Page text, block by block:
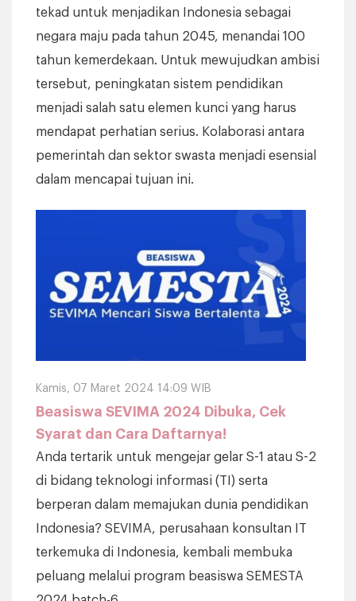
tekad untuk menjadikan Indonesia sebagai
negara maju pada tahun 2045, menandai 100
tahun kemerdekaan. Untuk mewujudkan ambisi
tersebut, peningkatan sistem pendidikan
menjadi salah satu elemen kunci yang harus
mendapat perhatian serius. Kolaborasi antara
pemerintah dan sektor swasta menjadi esensial
dalam mencapai tujuan ini.
Kamis, 07 Maret 2024 14:09 WIB
Beasiswa SEVIMA 2024 Dibuka, Cek
Syarat dan Cara Daftarnya!
Anda tertarik untuk mengejar gelar S-1 atau S-2
di bidang teknologi informasi (TI) serta
berperan dalam memajukan dunia pendidikan
Indonesia? SEVIMA, perusahaan konsultan IT
terkemuka di Indonesia, kembali membuka
peluang melalui program beasiswa SEMESTA